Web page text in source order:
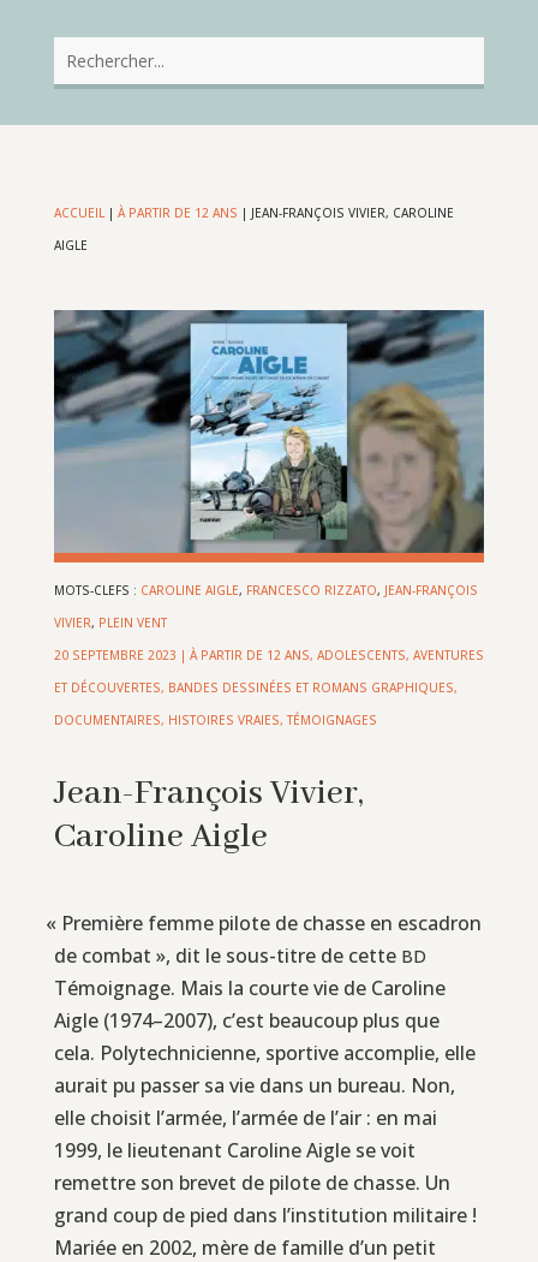
ACCUEIL| À PARTIR DE 12 ANS | JEAN-FRANÇOIS VIVIER, CAROLINE
AIGLE
MOTS-CLEFS : CAROLINE AIGLE, FRANCESCO RIZZATO, JEAN-FRANÇOIS
VIVIER, PLEIN VENT
20 SEPTEMBRE 2023 | À PARTIR DE 12 ANS, ADOLESCENTS, AVENTURES
ET DÉCOUVERTES, BANDES DESSINÉES ET ROMANS GRAPHIQUES,
DOCUMENTAIRES, HISTOIRES VRAIES, TÉMOIGNAGES
Jean-François Vivier,
Caroline Aigle
« Première femme pilote de chasse en escadron
de combat », dit le sous-titre de cette BD
Témoignage. Mais la courte vie de Caroline
Aigle (1974–2007), c’est beaucoup plus que
cela. Polytechnicienne, sportive accomplie, elle
aurait pu passer sa vie dans un bureau. Non,
elle choisit l’armée, l’armée de l’air : en mai
1999, le lieutenant Caroline Aigle se voit
remettre son brevet de pilote de chasse. Un
grand coup de pied dans l’institution militaire !
Mariée en 2002, mère de famille d’un petit